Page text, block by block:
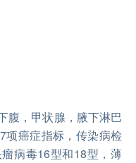
腹，甲状腺，腋下淋巴
项癌症指标，传染病检
病毒16型和18型，薄